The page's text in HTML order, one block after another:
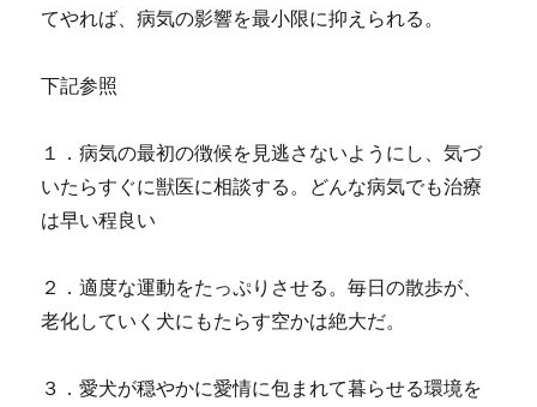
てやれば、病気の影響を最小限に抑えられる。
下記参照
１．病気の最初の徴候を見逃さないようにし、気づ
いたらすぐに獣医に相談する。どんな病気でも治療
は早い程良い
２．適度な運動をたっぷりさせる。毎日の散歩が、
老化していく犬にもたらす空かは絶大だ。
３．愛犬が穏やかに愛情に包まれて暮らせる環境を